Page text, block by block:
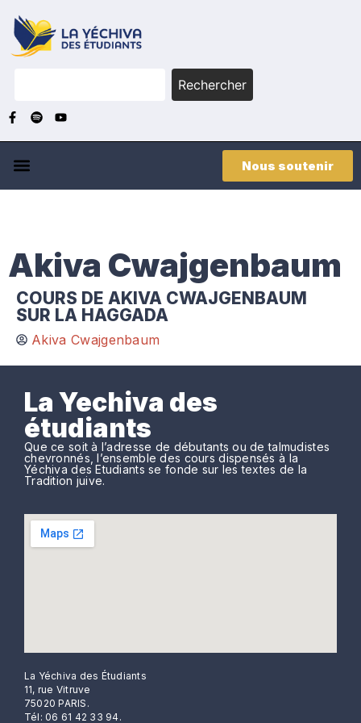
Rechercher
Nous soutenir
Akiva Cwajgenbaum
COURS DE AKIVA CWAJGENBAUM
SUR LA HAGGADA
Akiva Cwajgenbaum
La Yechiva des
étudiants
Que ce soit à l’adresse de débutants ou de talmudistes
chevronnés, l’ensemble des cours dispensés à la
Yéchiva des Etudiants se fonde sur les textes de la
Tradition juive.
La Yéchiva des Étudiants
11, rue Vitruve
75020 PARIS.
Tél: 06 61 42 33 94.